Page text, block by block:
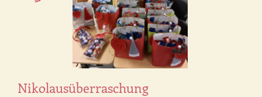
Nikolausüberraschung